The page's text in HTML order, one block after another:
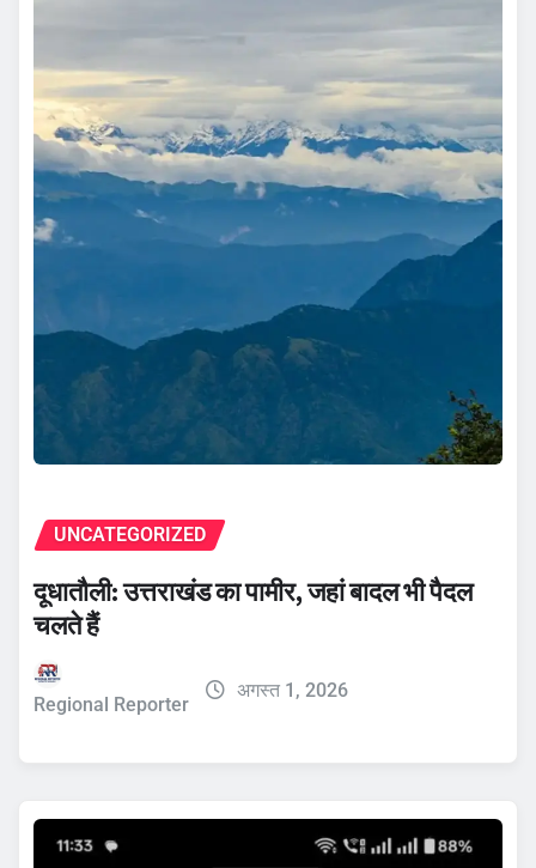
UNCATEGORIZED
दूधातौली: उत्तराखंड का पामीर, जहां बादल भी पैदल
चलते हैं
Regional Reporter
अगस्त 1, 2026